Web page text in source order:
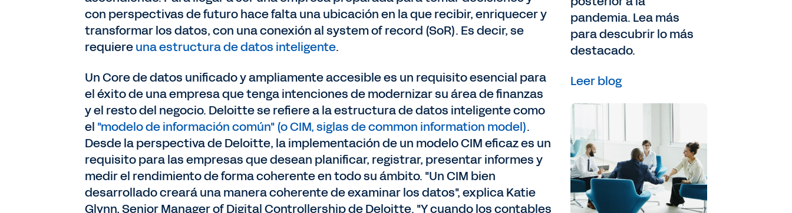
con perspectivas de futuro hace falta una ubicación en la que recibir, enriquecer y
transformar los datos, con una conexión al system of record (SoR). Es decir, se
requiereuna estructura de datos inteligente.
Un Core de datos unificado y ampliamente accesible es un requisito esencial para
el éxito de una empresa que tenga intenciones de modernizar su área de finanzas
y el resto del negocio. Deloitte se refiere a la estructura de datos inteligente como
el "modelo de información común" (o CIM, siglas de common information model).
Desde la perspectiva de Deloitte, la implementación de un modelo CIM eficaz es un
requisito para las empresas que desean planificar, registrar, presentar informes y
medir el rendimiento de forma coherente en todo su ámbito. "Un CIM bien
desarrollado creará una manera coherente de examinar los datos", explica Katie
Glynn, Senior Manager of Digital Controllership de Deloitte. "Y cuando los contables
pandemia. Lea más
para descubrir lo más
destacado.
Leer blog